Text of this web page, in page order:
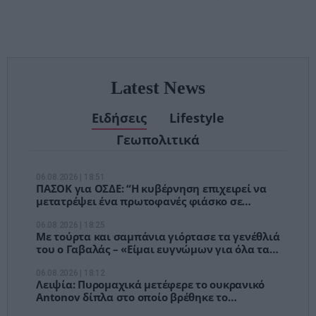
Latest News
Ειδήσεις
Lifestyle
Γεωπολιτικά
ΠΑΣΟΚ για ΟΣΔΕ: “Η κυβέρνηση επιχειρεί να
μετατρέψει ένα πρωτοφανές φιάσκο σε
Με τούρτα και σαμπάνια γιόρτασε τα γενέθλιά
του ο Γαβαλάς – «Είμαι ευγνώμων για όλα τα
Λειψία: Πυρομαχικά μετέφερε το ουκρανικό
Antonov δίπλα στο οποίο βρέθηκε το